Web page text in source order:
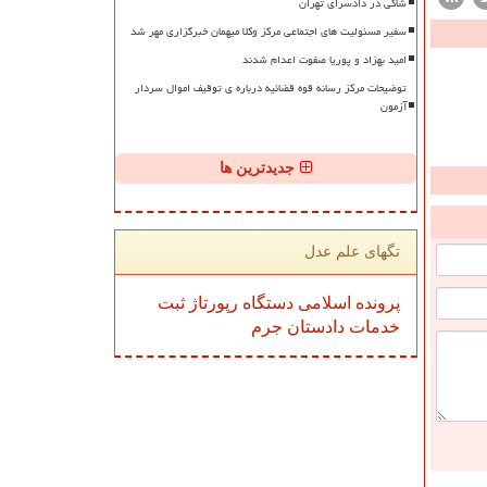
سفیر مسئولیت های اجتماعی مرکز وکلا میهمان خبرگزاری مهر شد
امید بهزاد و پوریا صفوت اعدام شدند
توضیحات مرکز رسانه قوه قضائیه درباره ی توقیف اموال سردار
آزمون
جدیدترین ها
تگهای علم عدل
پرونده اسلامی دستگاه رپورتاژ ثبت
خدمات دادستان جرم